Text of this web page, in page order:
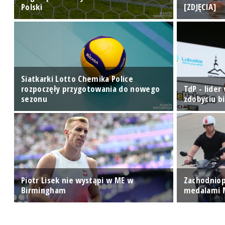
Polski
[ZDJĘCIA]
Siatkarki Lotto Chemika Police
rozpoczęły przygotowania do nowego
sezonu
TdP - lider
zdobyciu
Piotr Lisek nie wystąpi w ME w
Birmingham
medalami